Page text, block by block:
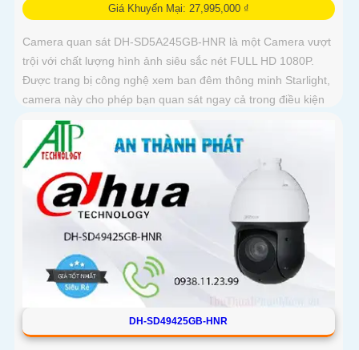
Giá Khuyến Mại: 27,995,000 ₫
Camera quan sát DH-SD5A245GB-HNR là một Camera vượt
trội với chất lượng hình ảnh siêu sắc nét FULL HD 1080P.
Được trang bị công nghệ xem ban đêm thông minh Starlight,
camera này cho phép bạn quan sát ngay cả trong điều kiện
ánh sáng yếu
DH-SD49425GB-HNR